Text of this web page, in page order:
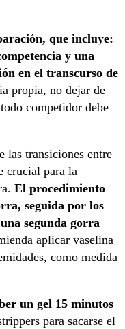
que incluye:
y una
en el transcurso de
propia, no dejar de
competidor debe
las transiciones entre
crucial para la
El procedimiento
seguida por los
segunda gorra
aplicar vaselina
como medida
un gel 15 minutos
para sacarse el